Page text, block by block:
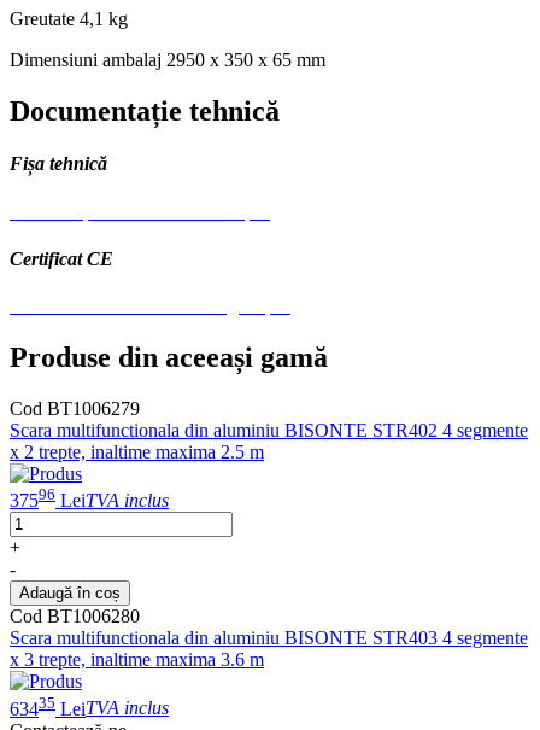
Greutate 4,1 kg
Dimensiuni ambalaj 2950 x 350 x 65 mm
Documentație tehnică
Fișa tehnică
Certificat CE
Produse din aceeași gamă
Cod BT1006279
Scara multifunctionala din aluminiu BISONTE STR402 4 segmente
x 2 trepte, inaltime maxima 2.5 m
37596 LeiTVA inclus
+
-
Adaugă în coș
Cod BT1006280
Scara multifunctionala din aluminiu BISONTE STR403 4 segmente
x 3 trepte, inaltime maxima 3.6 m
63435 LeiTVA inclus